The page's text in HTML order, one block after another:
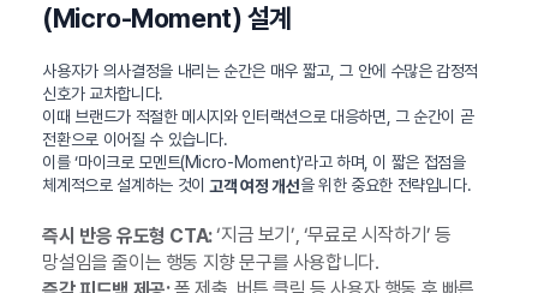
(Micro-Moment) 설계
사용자가 의사결정을 내리는 순간은 매우 짧고, 그 안에 수많은 감정적
신호가 교차합니다.
이때 브랜드가 적절한 메시지와 인터랙션으로 대응하면, 그 순간이 곧
전환으로 이어질 수 있습니다.
이를 ‘마이크로 모멘트(Micro-Moment)’라고 하며, 이 짧은 접점을
체계적으로 설계하는 것이고객 여정 개선을 위한 중요한 전략입니다.
즉시 반응 유도형 CTA:‘지금 보기’, ‘무료로 시작하기’ 등
망설임을 줄이는 행동 지향 문구를 사용합니다.